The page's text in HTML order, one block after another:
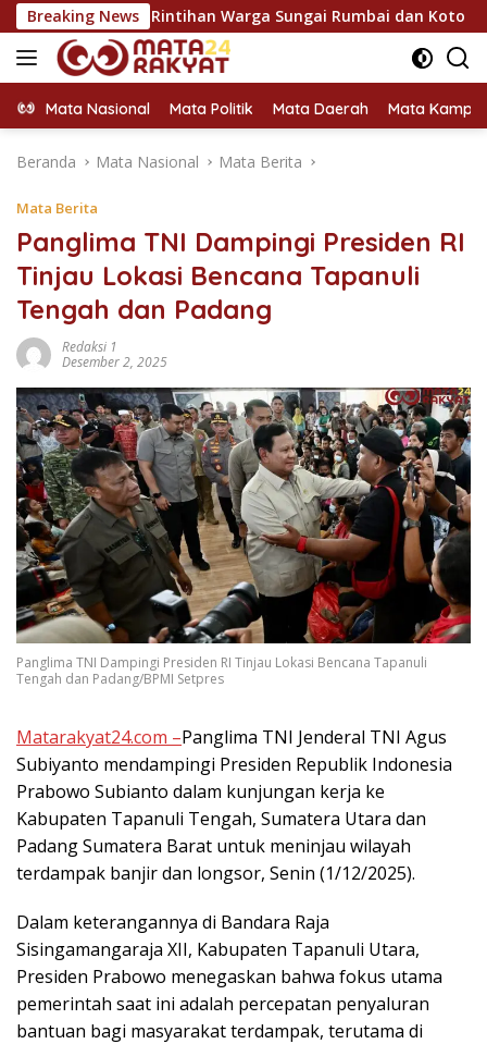
Langsung
ke
konten
Breaking News
Rintihan Warga Sungai Rumbai dan Koto Besar via Reses
Mata Nasional Mata Politik Mata Daerah Mata
Beranda Mata Nasional Mata Berita
Mata Berita
Panglima TNI Dampingi Presiden RI
Tinjau Lokasi Bencana Tapanuli
Tengah dan Padang
Redaksi 1
Desember 2, 2025
Panglima TNI Dampingi Presiden RI Tinjau Lokasi Bencana Tapanuli
Tengah dan Padang/BPMI Setpres
Matarakyat24.com –Panglima TNI Jenderal TNI Agus
Subiyanto mendampingi Presiden Republik Indonesia
Prabowo Subianto dalam kunjungan kerja ke
Kabupaten Tapanuli Tengah, Sumatera Utara dan
Padang Sumatera Barat untuk meninjau wilayah
terdampak banjir dan longsor, Senin (1/12/2025).
Dalam keterangannya di Bandara Raja
Sisingamangaraja XII, Kabupaten Tapanuli Utara,
Presiden Prabowo menegaskan bahwa fokus utama
pemerintah saat ini adalah percepatan penyaluran
bantuan bagi masyarakat terdampak, terutama di